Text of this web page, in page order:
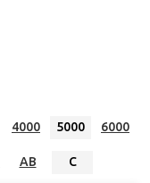
4000 5000 6000
АВ С